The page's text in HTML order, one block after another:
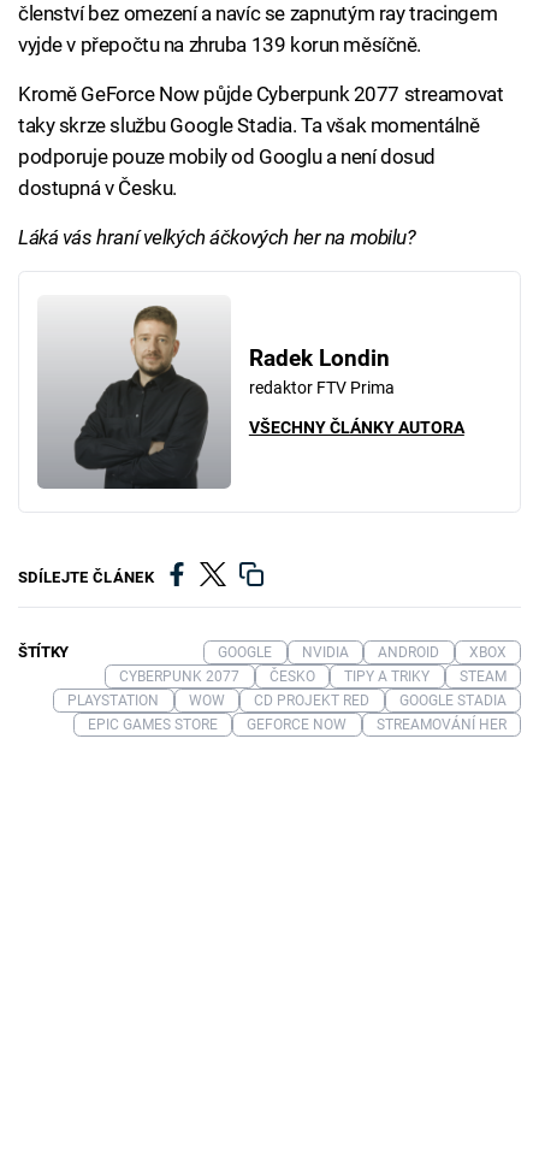
členství bez omezení a navíc se zapnutým ray tracingem
vyjde v přepočtu na zhruba 139 korun měsíčně.
Kromě GeForce Now půjde Cyberpunk 2077 streamovat
taky skrze službu Google Stadia. Ta však momentálně
podporuje pouze mobily od Googlu a není dosud
dostupná v Česku.
Láká vás hraní velkých áčkových her na mobilu?
Radek Londin
redaktor FTV Prima
VŠECHNY ČLÁNKY AUTORA
SDÍLEJTE ČLÁNEK
ŠTÍTKY GOOGLE NVIDIA ANDROID
XBOX
CYBERPUNK 2077
ČESKO TIPY A TRIKY
STEAM
PLAYSTATION
WOW CD PROJEKT RED
GOOGLE STADIA
EPIC GAMES STORE
GEFORCE NOW STREAMOVÁNÍ HER